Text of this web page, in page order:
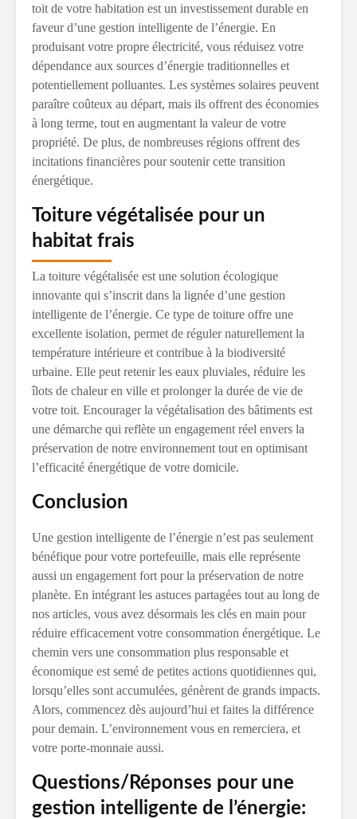
toit de votre habitation est un investissement durable en
faveur d’une gestion intelligente de l’énergie. En
produisant votre propre électricité, vous réduisez votre
dépendance aux sources d’énergie traditionnelles et
potentiellement polluantes. Les systèmes solaires peuvent
paraître coûteux au départ, mais ils offrent des économies
à long terme, tout en augmentant la valeur de votre
propriété. De plus, de nombreuses régions offrent des
incitations financières pour soutenir cette transition
énergétique.
Toiture végétalisée pour un
habitat frais
La toiture végétalisée est une solution écologique
innovante qui s’inscrit dans la lignée d’une gestion
intelligente de l’énergie. Ce type de toiture offre une
excellente isolation, permet de réguler naturellement la
température intérieure et contribue à la biodiversité
urbaine. Elle peut retenir les eaux pluviales, réduire les
îlots de chaleur en ville et prolonger la durée de vie de
votre toit. Encourager la végétalisation des bâtiments est
une démarche qui reflète un engagement réel envers la
préservation de notre environnement tout en optimisant
l’efficacité énergétique de votre domicile.
Conclusion
Une gestion intelligente de l’énergie n’est pas seulement
bénéfique pour votre portefeuille, mais elle représente
aussi un engagement fort pour la préservation de notre
planète. En intégrant les astuces partagées tout au long de
nos articles, vous avez désormais les clés en main pour
réduire efficacement votre consommation énergétique. Le
chemin vers une consommation plus responsable et
économique est semé de petites actions quotidiennes qui,
lorsqu’elles sont accumulées, génèrent de grands impacts.
Alors, commencez dès aujourd’hui et faites la différence
pour demain. L’environnement vous en remerciera, et
votre porte-monnaie aussi.
Questions/Réponses pour une
gestion intelligente de l’énergie: